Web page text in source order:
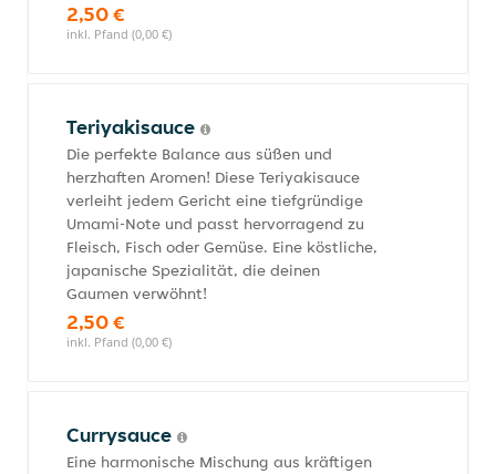
2,50 €
inkl. Pfand (0,00 €)
Teriyakisauce
Die perfekte Balance aus süßen und
herzhaften Aromen! Diese Teriyakisauce
verleiht jedem Gericht eine tiefgründige
Umami-Note und passt hervorragend zu
Fleisch, Fisch oder Gemüse. Eine köstliche,
japanische Spezialität, die deinen
Gaumen verwöhnt!
2,50 €
inkl. Pfand (0,00 €)
Currysauce
Eine harmonische Mischung aus kräftigen